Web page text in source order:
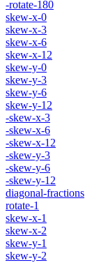
-rotate-180
skew-x-0
skew-x-3
skew-x-6
skew-x-12
skew-y-0
skew-y-3
skew-y-6
skew-y-12
-skew-x-3
-skew-x-6
-skew-x-12
-skew-y-3
-skew-y-6
-skew-y-12
diagonal-fractions
rotate-1
skew-x-1
skew-x-2
skew-y-1
skew-y-2